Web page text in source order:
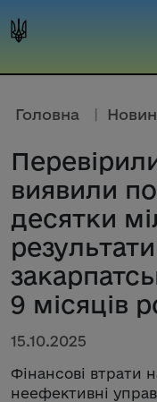
Головна |
виявили
десятки
9 місяців
15.10.2025
Фінансові втрати
неефективні